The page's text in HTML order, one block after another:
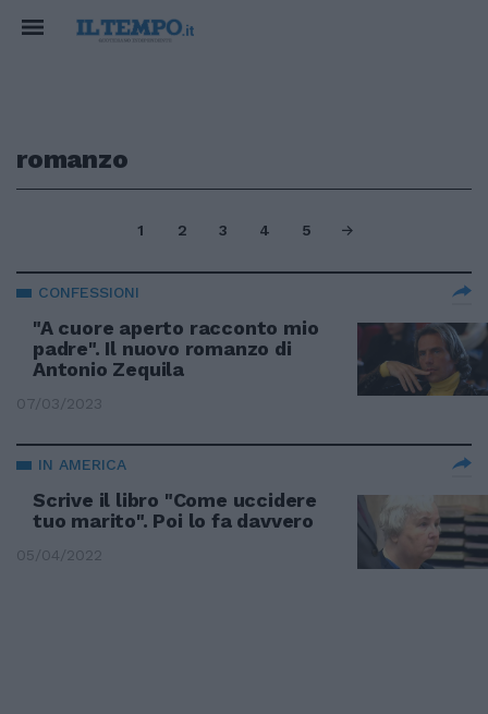
romanzo
1 2 3 4 5
CONFESSIONI
"A cuore aperto racconto mio
padre". Il nuovo romanzo di
Antonio Zequila
07/03/2023
IN AMERICA
Scrive il libro "Come uccidere
tuo marito". Poi lo fa davvero
05/04/2022